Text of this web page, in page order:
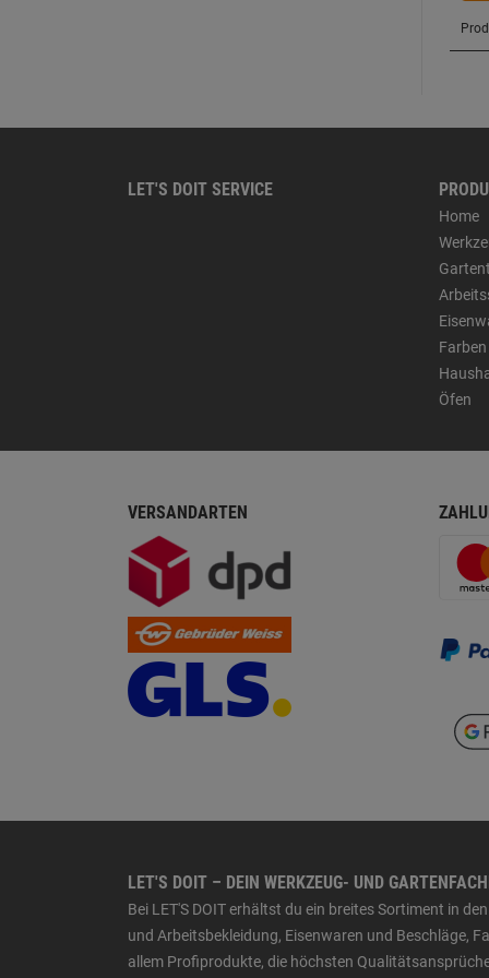
LET'S DOIT SERVICE
Home
Öfen
VERSANDARTEN
LET'S DOIT – DEIN WERKZEUG- UND
Bei LET'S DOIT erhältst du ein breites Sortiment in
und Arbeitsbekleidung, Eisenwaren und Beschläge,
allem Profiprodukte, die höchsten